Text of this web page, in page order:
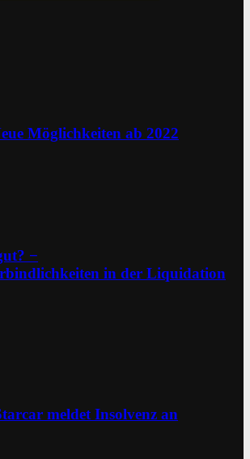
Möglichkeiten ab 2022
−
in der Liquidation
meldet Insolvenz an